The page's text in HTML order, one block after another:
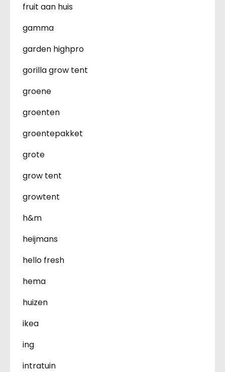
fruit aan huis
gamma
garden highpro
gorilla grow tent
groene
groenten
groentepakket
grote
grow tent
growtent
h&m
heijmans
hello fresh
hema
huizen
ikea
ing
intratuin